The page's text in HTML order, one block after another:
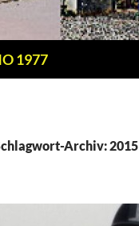
1977
Archiv: 2015